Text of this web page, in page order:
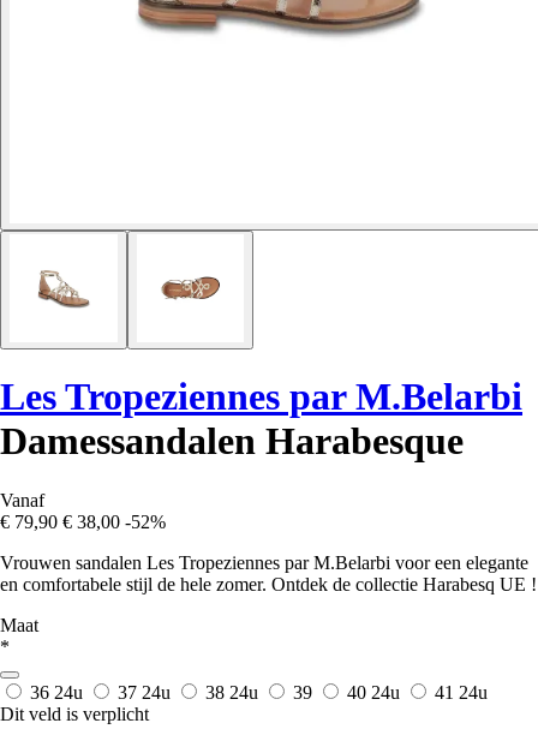
Les Tropeziennes par M.Belarbi
Damessandalen Harabesque
Vanaf
€ 79,90 € 38,00 -52%
Vrouwen sandalen Les Tropeziennes par M.Belarbi voor een elegante
en comfortabele stijl de hele zomer. Ontdek de collectie Harabesq UE !
Maat
*
36 24u 37 24u 38 24u 39 40 24u 41 24u
Dit veld is verplicht